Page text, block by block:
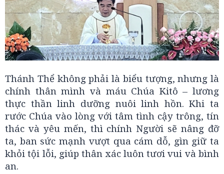
Thánh Thể không phải là biểu tượng, nhưng là
chính thân mình và máu Chúa Kitô – lương
thực thần linh dưỡng nuôi linh hồn. Khi ta
rước Chúa vào lòng với tâm tình cậy trông, tín
thác và yêu mến, thì chính Người sẽ nâng đỡ
ta, ban sức mạnh vượt qua cám dỗ, gìn giữ ta
khỏi tội lỗi, giúp thân xác luôn tươi vui và bình
an.